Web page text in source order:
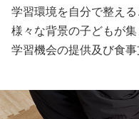
学習環境を自分で整える
様々な背景の子どもが集
学習機会の提供及び食